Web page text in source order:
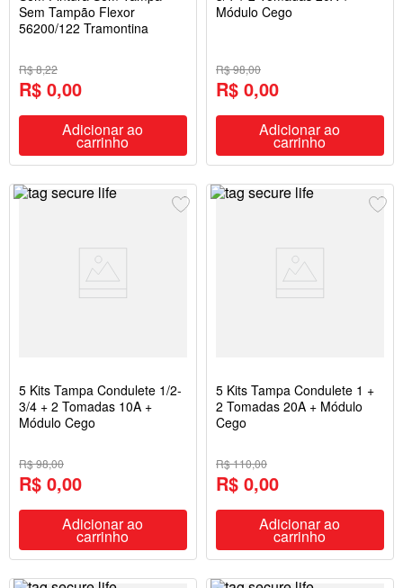
Sem Tampão Flexor
56200/122 Tramontina
R$ 8,22
R$ 0,00
Adicionar ao
carrinho
Módulo Cego
R$ 98,00
R$ 0,00
Adicionar ao
carrinho
5 Kits Tampa Condulete 1/2-
3/4 + 2 Tomadas 10A +
Módulo Cego
R$ 98,00
R$ 0,00
Adicionar ao
carrinho
5 Kits Tampa Condulete 1 +
2 Tomadas 20A + Módulo
Cego
R$ 110,00
R$ 0,00
Adicionar ao
carrinho